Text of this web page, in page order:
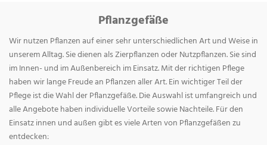
Pflanzgefäße
Wir nutzen Pflanzen auf einer sehr unterschiedlichen Art und Weise in
unserem Alltag. Sie dienen als Zierpflanzen oder Nutzpflanzen. Sie sind
im Innen- und im Außenbereich im Einsatz. Mit der richtigen Pflege
haben wir lange Freude an Pflanzen aller Art. Ein wichtiger Teil der
Pflege ist die Wahl der Pflanzgefäße. Die Auswahl ist umfangreich und
alle Angebote haben individuelle Vorteile sowie Nachteile. Für den
Einsatz innen und außen gibt es viele Arten von Pflanzgefäßen zu
entdecken: